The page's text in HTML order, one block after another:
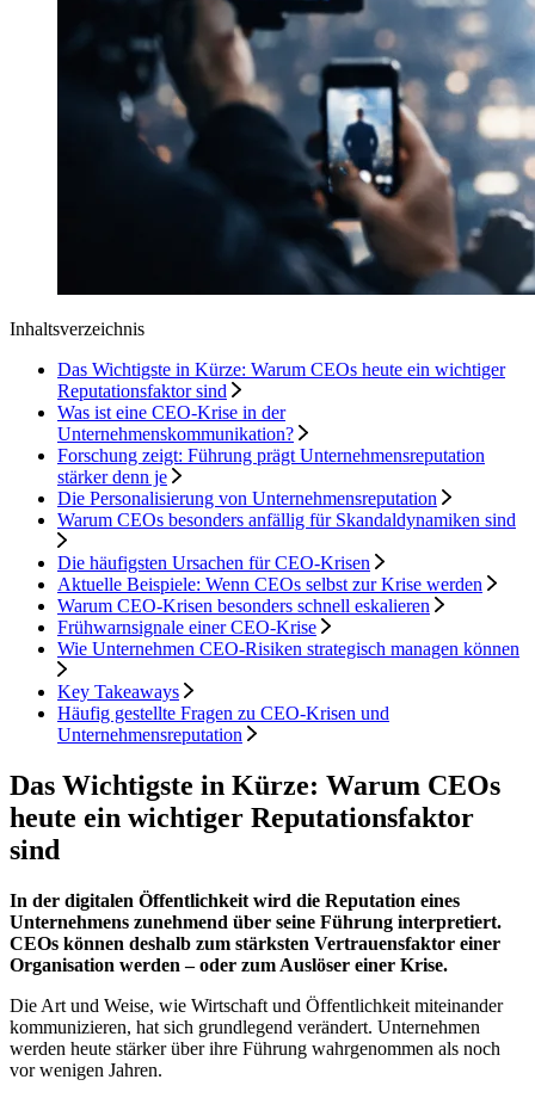
Inhaltsverzeichnis
Das Wichtigste in Kürze: Warum CEOs heute ein wichtiger
Reputationsfaktor sind
Was ist eine CEO-Krise in der
Unternehmenskommunikation?
Forschung zeigt: Führung prägt Unternehmensreputation
stärker denn je
Die Personalisierung von Unternehmensreputation
Warum CEOs besonders anfällig für Skandaldynamiken sind
Die häufigsten Ursachen für CEO-Krisen
Aktuelle Beispiele: Wenn CEOs selbst zur Krise werden
Warum CEO-Krisen besonders schnell eskalieren
Frühwarnsignale einer CEO-Krise
Wie Unternehmen CEO-Risiken strategisch managen können
Key Takeaways
Häufig gestellte Fragen zu CEO-Krisen und
Unternehmensreputation
Das Wichtigste in Kürze: Warum CEOs
heute ein wichtiger Reputationsfaktor
sind
In der digitalen Öffentlichkeit wird die Reputation eines
Unternehmens zunehmend über seine Führung interpretiert.
CEOs können deshalb zum stärksten Vertrauensfaktor einer
Organisation werden – oder zum Auslöser einer Krise.
Die Art und Weise, wie Wirtschaft und Öffentlichkeit miteinander
kommunizieren, hat sich grundlegend verändert. Unternehmen
werden heute stärker über ihre Führung wahrgenommen als noch
vor wenigen Jahren.